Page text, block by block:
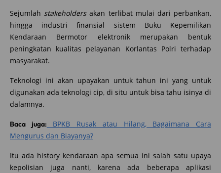
Sejumlah stakeholdersakan terlibat mulai dari perbankan,
hingga industri finansial sistem Buku Kepemilikan
Kendaraan Bermotor elektronik merupakan bentuk
peningkatan kualitas pelayanan Korlantas Polri terhadap
masyarakat.
Teknologi ini akan upayakan untuk tahun ini yang untuk
digunakan ada teknologi cip, di situ untuk bisa tahu isinya di
dalamnya.
Baca juga: BPKB Rusak atau Hilang, Bagaimana Cara
Mengurus dan Biayanya?
Itu ada history kendaraan apa semua ini salah satu upaya
kepolisian juga nanti, karena ada beberapa aplikasi